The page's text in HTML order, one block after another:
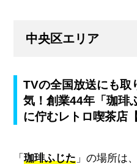
中央区エリア
TVの全国放送にも取
気！創業44年「珈琲
に佇むレトロ喫茶店
「珈琲ふじた 」の場所は